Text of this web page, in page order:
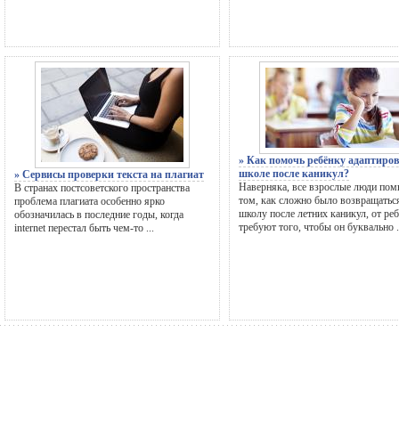
» Сервисы проверки текста на плагиат
В странах постсоветского пространства
проблема плагиата особенно ярко
обозначилась в последние годы, когда
internet перестал быть чем-то ...
» Как помочь ребёнку
школе после каникул?
Наверняка, все взрослые люди
том, как сложно было
школу после летних каникул, от
требуют того, чтобы он буквально